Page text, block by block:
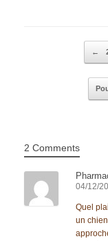
←
2 Comments
04/12/
Quel
un